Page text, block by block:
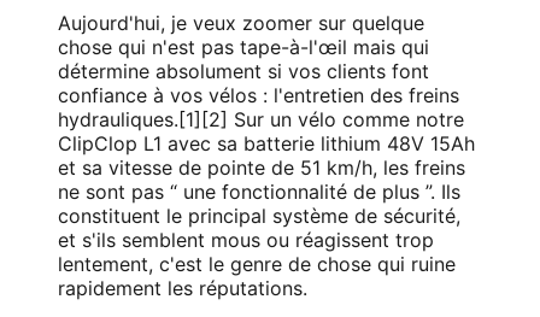
Aujourd'hui, je veux zoomer sur quelque
chose qui n'est pas tape-à-l'œil mais qui
détermine absolument si vos clients font
confiance à vos vélos : l'entretien des freins
hydrauliques.[1][2] Sur un vélo comme notre
ClipClop L1 avec sa batterie lithium 48V 15Ah
et sa vitesse de pointe de 51 km/h, les freins
ne sont pas “ une fonctionnalité de plus ”. Ils
constituent le principal système de sécurité,
et s'ils semblent mous ou réagissent trop
lentement, c'est le genre de chose qui ruine
rapidement les réputations.